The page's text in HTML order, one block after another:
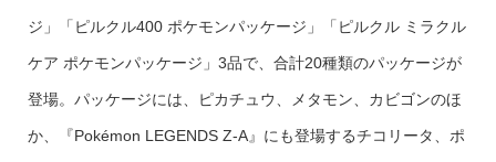
ジ」「ピルクル400 ポケモンパッケージ」「ピルクル ミラクル
ケア ポケモンパッケージ」3品で、合計20種類のパッケージが
登場。パッケージには、ピカチュウ、メタモン、カビゴンのほ
か、『Pokémon LEGENDS Z-A』にも登場するチコリータ、ポ